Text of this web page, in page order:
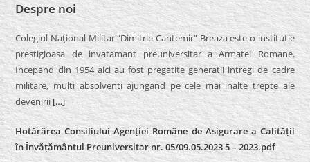
Despre noi
Colegiul Naţional Militar “Dimitrie Cantemir” Breaza este o institutie
prestigioasa de invatamant preuniversitar a Armatei Romane.
Incepand din 1954 aici au fost pregatite generatii intregi de cadre
militare, multi absolventi ajungand pe cele mai inalte trepte ale
devenirii […]
Hotărârea Consiliului Agenției Române de Asigurare a Calității
în Învățământul Preuniversitar nr. 05/09.05.2023 5 – 2023.pdf